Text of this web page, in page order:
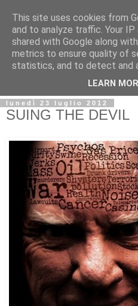
lunedì 23 luglio 2012
SUING THE DEVIL
This site uses cookies from
and to analyze traffic. Your
shared with Google along
metrics to ensure quality of
statistics, and to detect and
LEARN